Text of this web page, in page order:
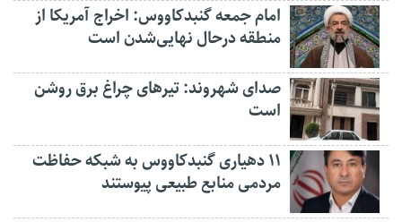
امام جمعه گنبدکاووس: اخراج آمریکا از
منطقه درحال نهایی‌شدن است
صدای شهروند: تیرهای چراغ برق روشن
است
۱۱ دهیاری گنبدکاووس به شبکه حفاظت
مردمی منابع طبیعی پیوستند